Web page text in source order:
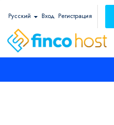
Русский Вход Регистрация